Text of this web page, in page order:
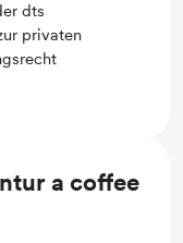
dts
privaten
a coffee